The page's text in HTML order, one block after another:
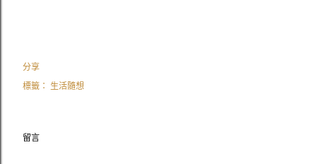
分享
標籤： 生活隨想
留言